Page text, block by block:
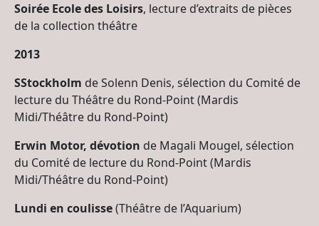
Soirée Ecole des Loisirs, lecture d’extraits de pièces
de la collection théâtre
2013
SStockholm de Solenn Denis, sélection du Comité de
lecture du Théâtre du Rond-Point (Mardis
Midi/Théâtre du Rond-Point)
Erwin Motor, dévotion de Magali Mougel, sélection
du Comité de lecture du Rond-Point (Mardis
Midi/Théâtre du Rond-Point)
Lundi en coulisse(Théâtre de l’Aquarium)